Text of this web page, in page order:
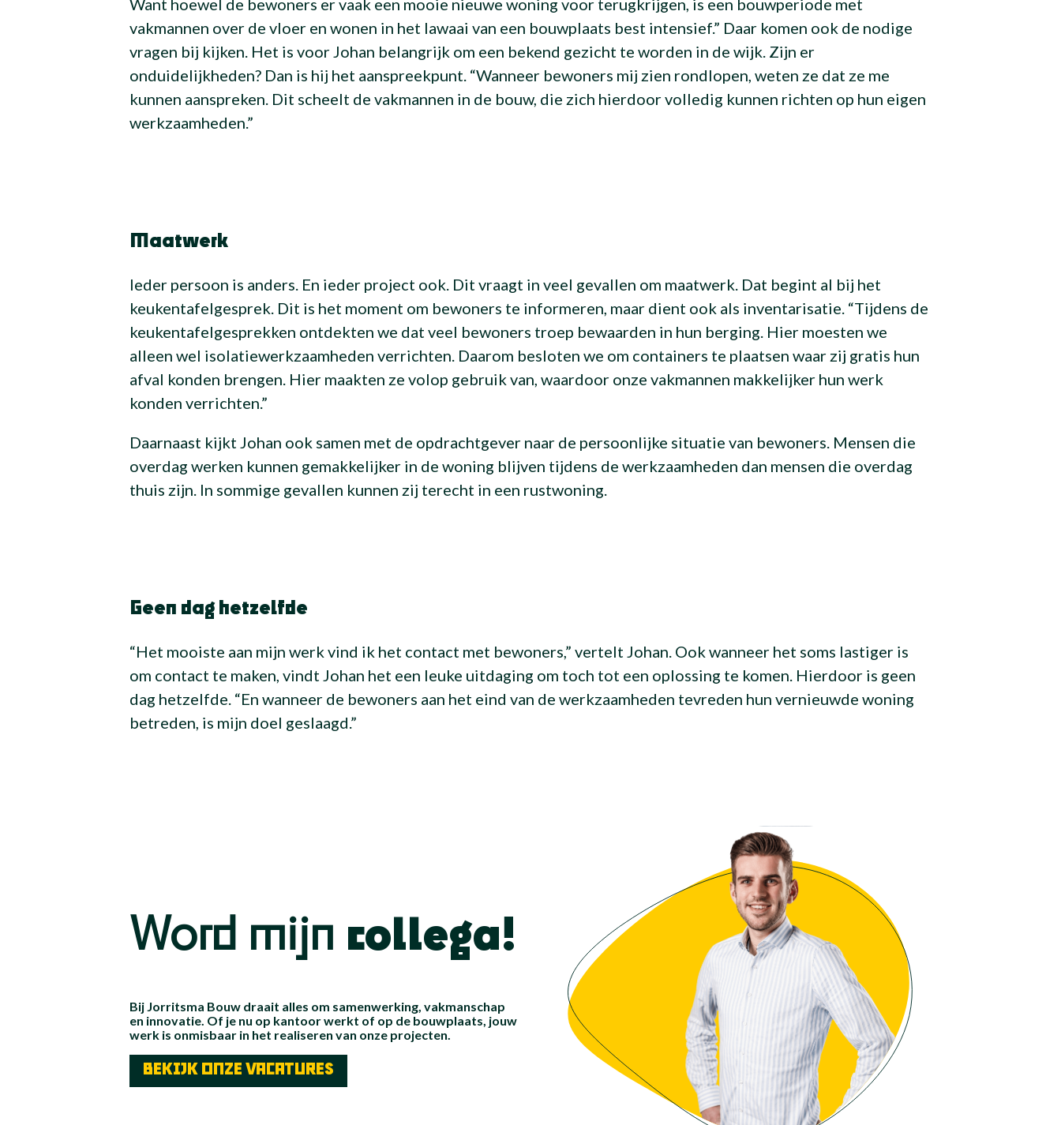
Want hoewel de bewoners er vaak een mooie nieuwe woning voor terugkrijgen, is een bouwperiode met
vakmannen over de vloer en wonen in het lawaai van een bouwplaats best intensief.” Daar komen ook de nodige
vragen bij kijken. Het is voor Johan belangrijk om een bekend gezicht te worden in de wijk. Zijn er
onduidelijkheden? Dan is hij het aanspreekpunt. “Wanneer bewoners mij zien rondlopen, weten ze dat ze me
kunnen aanspreken. Dit scheelt de vakmannen in de bouw, die zich hierdoor volledig kunnen richten op hun eigen
werkzaamheden.”
Maatwerk
Ieder persoon is anders. En ieder project ook. Dit vraagt in veel gevallen om maatwerk. Dat begint al bij het
keukentafelgesprek. Dit is het moment om bewoners te informeren, maar dient ook als inventarisatie. “Tijdens de
keukentafelgesprekken ontdekten we dat veel bewoners troep bewaarden in hun berging. Hier moesten we
alleen wel isolatiewerkzaamheden verrichten. Daarom besloten we om containers te plaatsen waar zij gratis hun
afval konden brengen. Hier maakten ze volop gebruik van, waardoor onze vakmannen makkelijker hun werk
konden verrichten.”
Daarnaast kijkt Johan ook samen met de opdrachtgever naar de persoonlijke situatie van bewoners. Mensen die
overdag werken kunnen gemakkelijker in de woning blijven tijdens de werkzaamheden dan mensen die overdag
thuis zijn. In sommige gevallen kunnen zij terecht in een rustwoning.
Geen dag hetzelfde
“Het mooiste aan mijn werk vind ik het contact met bewoners,” vertelt Johan. Ook wanneer het soms lastiger is
om contact te maken, vindt Johan het een leuke uitdaging om toch tot een oplossing te komen. Hierdoor is geen
dag hetzelfde. “En wanneer de bewoners aan het eind van de werkzaamheden tevreden hun vernieuwde woning
betreden, is mijn doel geslaagd.”
Word mijn collega!
Bij Jorritsma Bouw draait alles om samenwerking, vakmanschap
en innovatie. Of je nu op kantoor werkt of op de bouwplaats, jouw
werk is onmisbaar in het realiseren van onze projecten.
BEKIJK ONZE VACATURES